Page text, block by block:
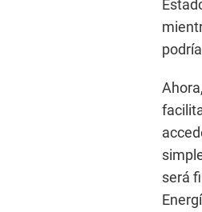
será